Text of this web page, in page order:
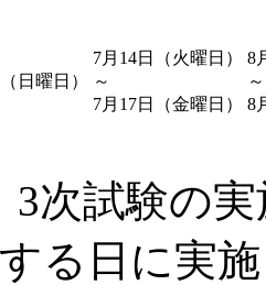
日曜日）
7月14日（火曜日）
～
7月17日（金曜日）
8
～
8
次試験の
る日に実